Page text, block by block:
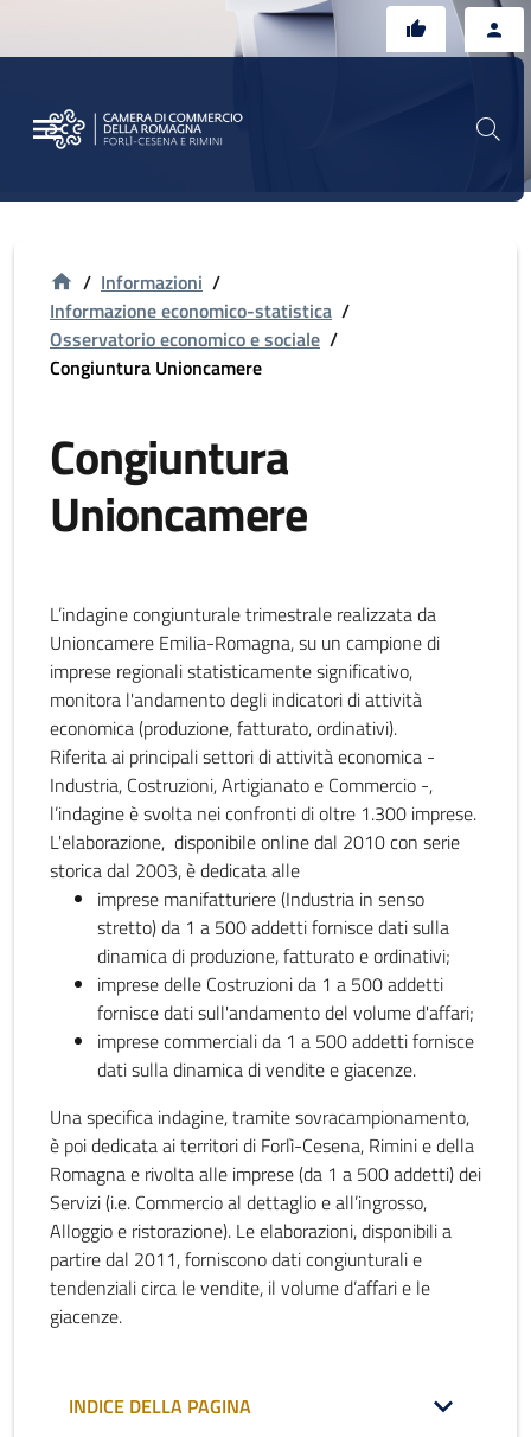
/ Informazioni /
Informazione economico-statistica /
Osservatorio economico e sociale /
Congiuntura Unioncamere
Congiuntura
Unioncamere
L’indagine congiunturale trimestrale realizzata da
Unioncamere Emilia-Romagna, su un campione di
imprese regionali statisticamente significativo,
monitora l'andamento degli indicatori di attività
economica (produzione, fatturato, ordinativi).
Riferita ai principali settori di attività economica -
Industria, Costruzioni, Artigianato e Commercio -,
l’indagine è svolta nei confronti di oltre 1.300 imprese.
L'elaborazione, disponibile online dal 2010 con serie
storica dal 2003, è dedicata alle
imprese manifatturiere (Industria in senso
stretto) da 1 a 500 addetti fornisce dati sulla
dinamica di produzione, fatturato e ordinativi;
imprese delle Costruzioni da 1 a 500 addetti
fornisce dati sull'andamento del volume d'affari;
imprese commerciali da 1 a 500 addetti fornisce
dati sulla dinamica di vendite e giacenze.
Una specifica indagine, tramite sovracampionamento,
è poi dedicata ai territori di Forlì-Cesena, Rimini e della
Romagna e rivolta alle imprese (da 1 a 500 addetti) dei
Servizi (i.e. Commercio al dettaglio e all’ingrosso,
Alloggio e ristorazione). Le elaborazioni, disponibili a
partire dal 2011, forniscono dati congiunturali e
tendenziali circa le vendite, il volume d’affari e le
giacenze.
INDICE DELLA PAGINA